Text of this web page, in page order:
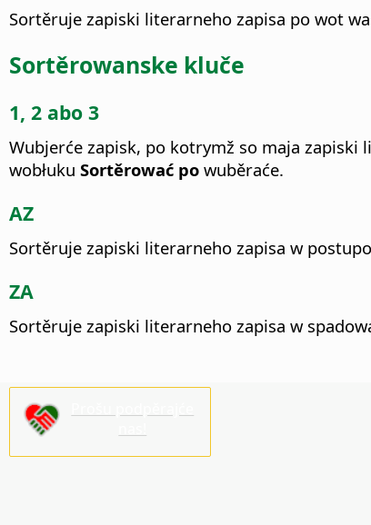
Sortěruje zapiski literarneho zapisa po wot
Sortěrowanske kluče
1, 2 abo 3
Wubjerće zapisk, po kotrymž so maja zapiski
wobłuku Sortěrować po wuběraće.
AZ
Sortěruje zapiski literarneho zapisa w
ZA
Sortěruje zapiski literarneho zapisa w